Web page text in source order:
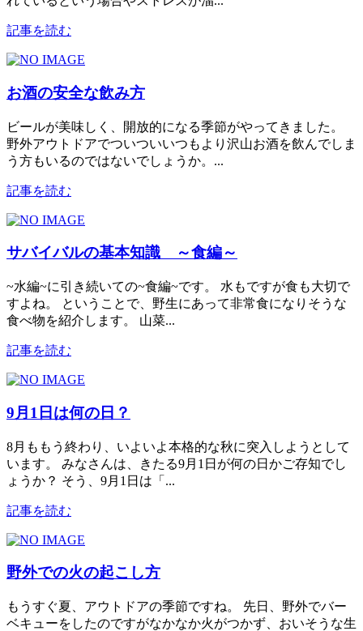
記事を読む
お酒の安全な飲み方
ビールが美味しく、開放的になる季節がやってきました。
野外アウトドアでついついいつもより沢山お酒を飲んでしま
う方もいるのではないでしょうか。...
記事を読む
サバイバルの基本知識 ～食編～
~水編~に引き続いての~食編~です。 水もですが食も大切で
すよね。 ということで、野生にあって非常食になりそうな
食べ物を紹介します。 山菜...
記事を読む
9月1日は何の日？
8月ももう終わり、いよいよ本格的な秋に突入しようとして
います。 みなさんは、きたる9月1日が何の日かご存知でし
ょうか？ そう、9月1日は「...
記事を読む
野外での火の起こし方
もうすぐ夏、アウトドアの季節ですね。 先日、野外でバー
ベキューをしたのですがなかなか火がつかず、おいそうな生